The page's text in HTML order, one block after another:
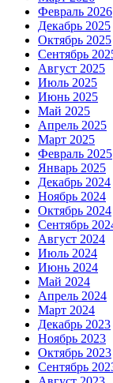
Февраль 2026
Декабрь 2025
Октябрь 2025
Сентябрь
Август 2025
Июль 2025
Июнь 2025
Май 2025
Апрель 2025
Март 2025
Февраль 2025
Январь 2025
Декабрь 2024
Ноябрь 2024
Октябрь 2024
Сентябрь
Август 2024
Июль 2024
Июнь 2024
Май 2024
Апрель 2024
Март 2024
Декабрь 2023
Ноябрь 2023
Октябрь 2023
Сентябрь